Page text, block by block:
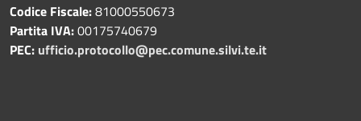
Codice Fiscale:81000550673
Partita IVA:00175740679
PEC: ufficio.protocollo@pec.comune.silvi.te.it